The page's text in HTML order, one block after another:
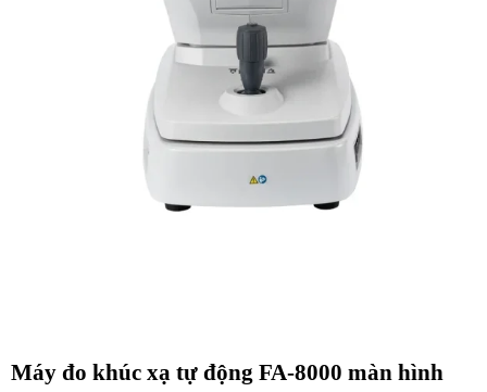
Máy đo khúc xạ tự động FA-8000 màn hình